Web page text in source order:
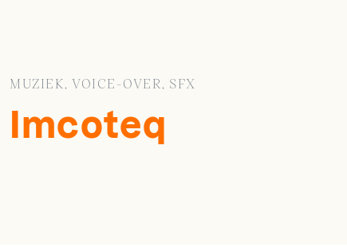
MUZIEK, VOICE-OVER, SFX
Imcoteq